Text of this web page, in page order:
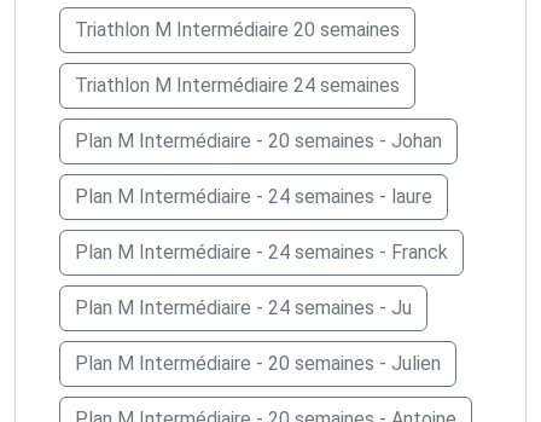
Triathlon M Intermédiaire 20 semaines
Triathlon M Intermédiaire 24 semaines
Plan M Intermédiaire - 20 semaines - Johan
Plan M Intermédiaire - 24 semaines - laure
Plan M Intermédiaire - 24 semaines - Franck
Plan M Intermédiaire - 24 semaines - Ju
Plan M Intermédiaire - 20 semaines - Julien